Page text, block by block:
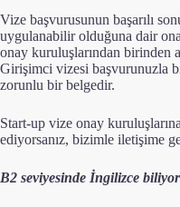
Vize başvurusunun başarılı
uygulanabilir olduğuna dair
onay kuruluşlarından birinden
Girişimci vizesi başvurunuzla
zorunlu bir belgedir.
Start-up vize onay kuruluşlarına
ediyorsanız, bizimle iletişime
B2 seviyesinde İngilizce